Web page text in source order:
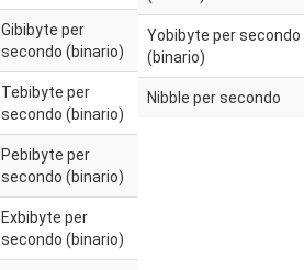
Gibibyte per
secondo (binario)
Tebibyte per
secondo (binario)
Pebibyte per
secondo (binario)
Exbibyte per
secondo (binario)
Yobibyte per secondo
(binario)
Nibble per secondo